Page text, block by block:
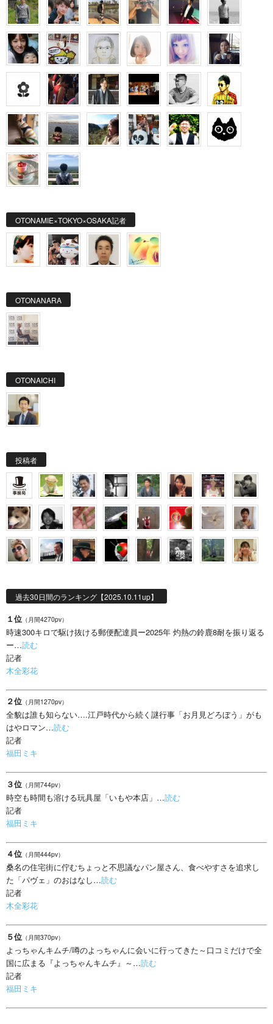
OTONAMIE×TOKYO×OSAKA記者
OTONANARA
OTONAICHI
投稿者
過去30日間のランキング【2025.10.11up】
１位 （月間4270pv）
時速300キロで駆け抜ける郵便配達員ー2025年 灼熱の鈴鹿8耐を振り返る
ー…読む
記者
木全彩花
２位 （月間1270pv）
全貌は誰も知らない….江戸時代から続く謎行事「お月見どろぼう」がも
はやロマン…読む
記者
福田ミキ
３位 （月間744pv）
時空も時間も溶ける玩具屋「いもや本店」…読む
記者
福田ミキ
４位 （月間444pv）
桑名の住宅街に佇むちょっと不思議なパン屋さん、食べやすさを追求し
た「パヴェ」のおはなし…読む
記者
木全彩花
５位 （月間370pv）
よっちゃんキムチ/噂のよっちゃんに会いに行ってきた～口コミだけで全
国に広まる『よっちゃんキムチ』～…読む
記者
福田ミキ